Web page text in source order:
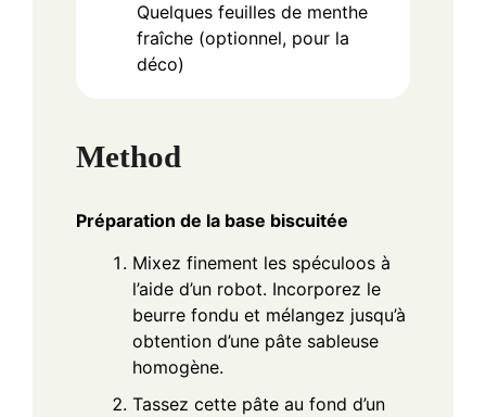
Quelques feuilles de menthe
fraîche (optionnel, pour la
déco)
Method
Préparation de la base biscuitée
Mixez finement les spéculoos à
l’aide d’un robot. Incorporez le
beurre fondu et mélangez jusqu’à
obtention d’une pâte sableuse
homogène.
Tassez cette pâte au fond d’un